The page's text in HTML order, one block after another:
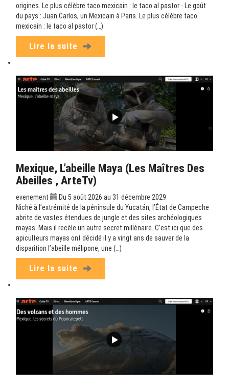
origines. Le plus célèbre taco mexicain : le taco al pastor - Le goût
du pays : Juan Carlos, un Mexicain à Paris. Le plus célèbre taco
mexicain : le taco al pastor (…)
Lire la suite
Mexique, L’abeille Maya (Les Maîtres Des
Abeilles , ArteTv)
evenement
Du 5 août 2026 au 31 décembre 2029
Niché à l’extrémité de la péninsule du Yucatán, l’État de Campeche
abrite de vastes étendues de jungle et des sites archéologiques
mayas. Mais il recèle un autre secret millénaire. C’est ici que des
apiculteurs mayas ont décidé il y a vingt ans de sauver de la
disparition l’abeille mélipone, une (…)
Lire la suite